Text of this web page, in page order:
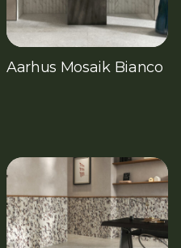
Aarhus Mosaik Bianco